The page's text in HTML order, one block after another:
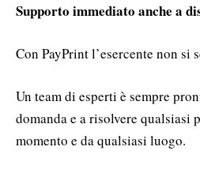
Supporto immediato anche a
Con PayPrint l’esercente non si
Un team di esperti è sempre
domanda e a risolvere qualsiasi
momento e da qualsiasi luogo.